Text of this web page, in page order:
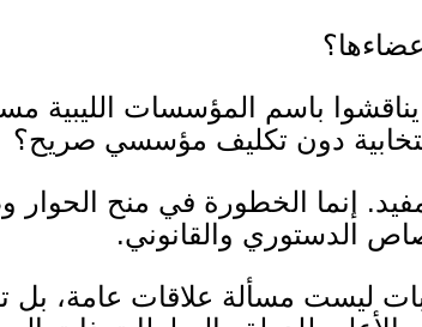
باسم المؤسسات الليبية
دون تكليف مؤسسي صريح؟
.
إنما الخطورة في منح الحوار
الدستوري والقانوني.
ليست مسألة علاقات عامة، بل